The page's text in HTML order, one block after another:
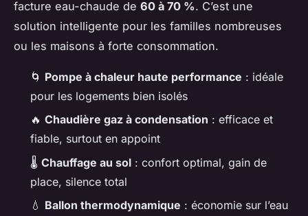
facture eau-chaude de 60 à 70 %. C’est une
solution intelligente pour les familles nombreuses
ou les maisons à forte consommation.
🌀 Pompe à chaleur haute performance : idéale
pour les logements bien isolés
🔥 Chaudière gaz à condensation : efficace et
fiable, surtout en appoint
🌡️ Chauffage au sol : confort optimal, gain de
place, silence total
💧 Ballon thermodynamique : économie sur l’eau